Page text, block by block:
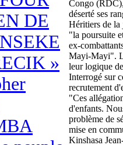
DE
»
Congo
déserté ses
Héritiers de la
"la poursuite
ex-
Mayi-Mayi".
leur logique
Interrogé sur
recrutement
"Ces
d'enfants.
problème de
mise en
Kinshasa